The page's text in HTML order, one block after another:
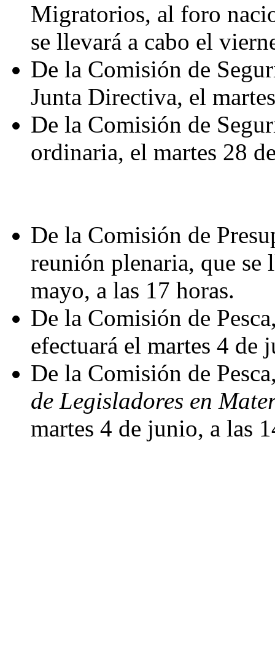
Migratorios, al foro
se llevará a cabo el
De la Comisión de
Junta Directiva, el
De la Comisión de
ordinaria, el martes 28
De la Comisión de
reunión plenaria, que se
mayo, a las 17 horas.
De la Comisión de
efectuará el martes 4 de
De la Comisión de
de Legisladores en
martes 4 de junio, a las